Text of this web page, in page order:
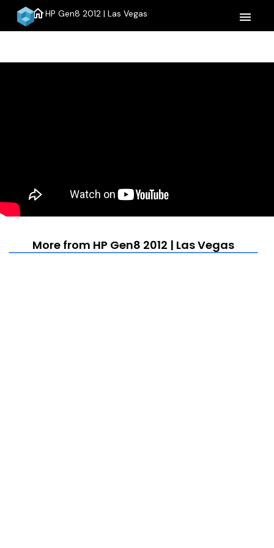
homeHP Gen8 2012 | Las Vegas menu
More from HP Gen8 2012 | Las Vegas